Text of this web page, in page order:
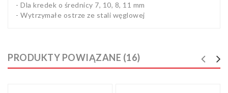
- Dla kredek o średnicy 7, 10, 8, 11 mm
- Wytrzymałe ostrze ze stali węglowej
PRODUKTY POWIĄZANE (16)